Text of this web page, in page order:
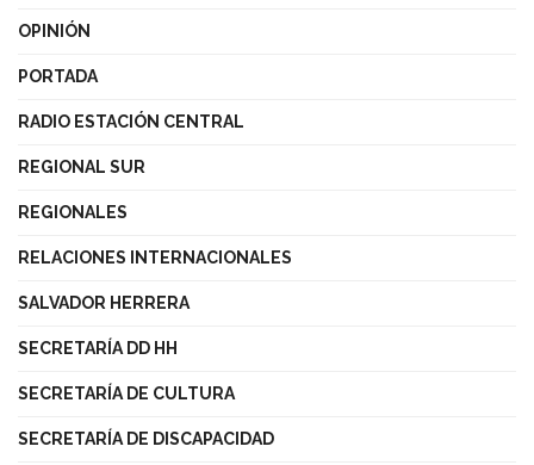
OPINIÓN
PORTADA
RADIO ESTACIÓN CENTRAL
REGIONAL SUR
REGIONALES
RELACIONES INTERNACIONALES
SALVADOR HERRERA
SECRETARÍA DD HH
SECRETARÍA DE CULTURA
SECRETARÍA DE DISCAPACIDAD